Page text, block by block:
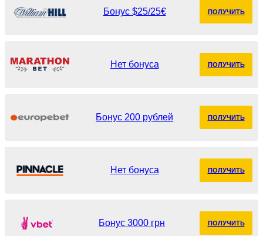
Бонус $25/25€ ПОЛУЧИТЬ
Нет бонуса ПОЛУЧИТЬ
Бонус 200 рублей ПОЛУЧИТЬ
Нет бонуса ПОЛУЧИТЬ
Бонус 3000 грн ПОЛУЧИТЬ